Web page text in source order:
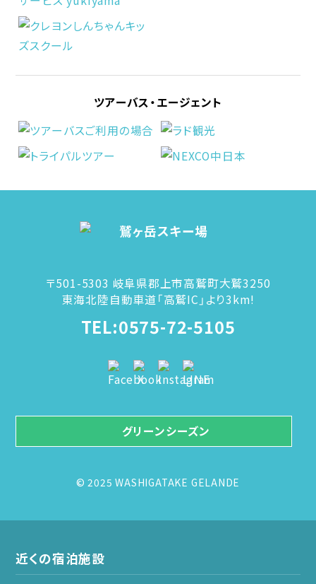
ツアーバス・エージェント
〒501-5303 岐阜県郡上市高鷲町大鷲3250
東海北陸自動車道「高鷲IC」より3km!
TEL:0575-72-5105
グリーンシーズン
© 2025 WASHIGATAKE GELANDE
近くの宿泊施設